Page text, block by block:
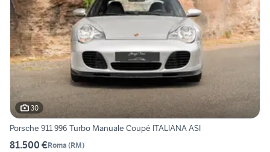
30
Porsche 911 996 Turbo Manuale Coupé ITALIANA ASI
81.500 €Roma (RM)